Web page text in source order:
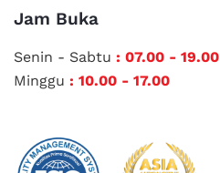
Jam Buka
Senin - Sabtu : 07.00 - 19.00
Minggu : 10.00 - 17.00